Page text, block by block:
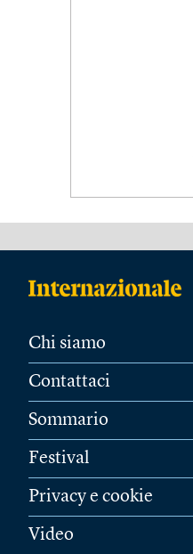
Chi siamo
Contattaci
Sommario
Festival
Privacy e cookie
Video